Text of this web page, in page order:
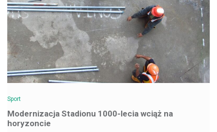
Sport
Modernizacja Stadionu 1000-lecia wciąż na
horyzoncie